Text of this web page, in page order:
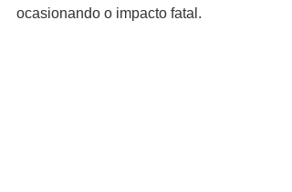
ocasionando o impacto fatal.